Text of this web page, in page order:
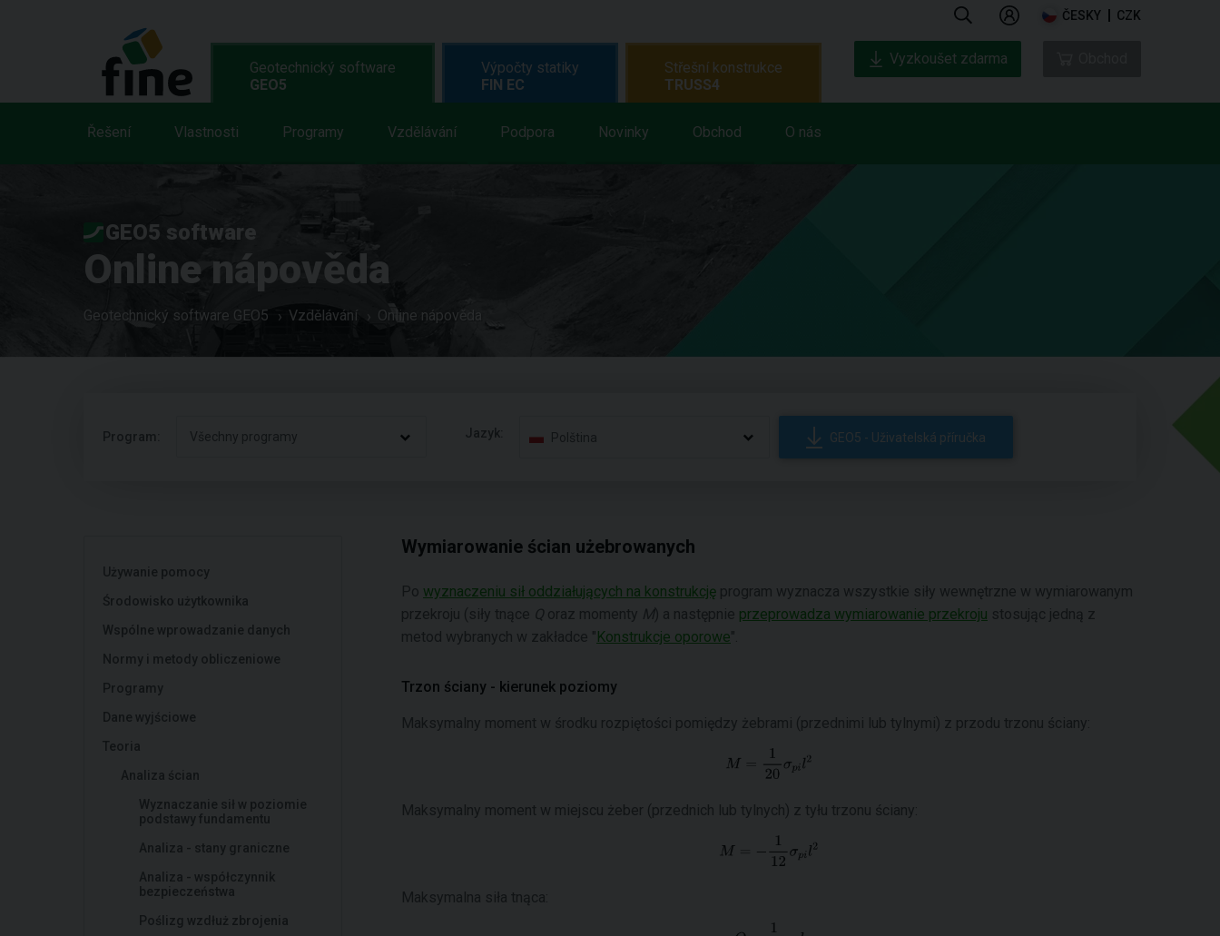
ČESKY CZK
Geotechnický software
GEO5
Řešení Vlastnosti Programy Vzdělávání Podpora Novinky Obchod O nás
Výpočty statiky
FIN EC
Střešní konstrukce
TRUSS4
Vyzkoušet zdarma
GEO5 software
Online nápověda
Geotechnický software GEO5 Vzdělávání Online nápověda
Program: Všechny programy Jazyk: Polština GEO5 - Uživatelská příručka
Używanie pomocy
Środowisko użytkownika
Wspólne wprowadzanie danych
Normy i metody obliczeniowe
Programy
Dane wyjściowe
Teoria
Analiza ścian
Wyznaczanie sił w poziomie
podstawy fundamentu
Analiza - stany graniczne
Analiza - współczynnik
bezpieczeństwa
Poślizg wzdłuż zbrojenia
Wymiarowanie ścian użebrowanych
Po wyznaczeniu sił oddziałujących na konstrukcję program wyznacza wszystkie siły wewnętrzne w wymiarowanym
przekroju (siły tnące Q oraz momenty M) a następnie przeprowadza wymiarowanie przekroju stosując jedną z
metod wybranych w zakładce "Konstrukcje oporowe".
Trzon ściany - kierunek poziomy
Maksymalny moment w środku rozpiętości pomiędzy żebrami (przednimi lub tylnymi) z przodu trzonu ściany:
Maksymalny moment w miejscu żeber (przednich lub tylnych) z tyłu trzonu ściany:
Maksymalna siła tnąca: